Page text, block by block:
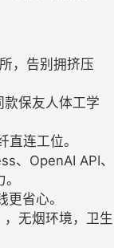
，告别拥挤压
保友人体工学
连工位。
、OpenAI API、
省心。
无烟环境，卫生